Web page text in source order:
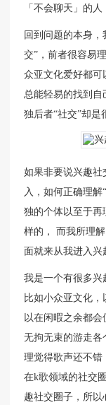
「不会聊天」的人
回到问题的本身
交”，前者很容易
众亚文化爱好都可
总能轻易的找到自
独后者“社交”却是
如果非要说兴趣社
入，如何正确理
独的个体以至于再
样的， 而我所理
面就来从我进入兴
我是一个有很多
比如小众亚文化
以在闲暇之余都
无拘无束的游走各
理觉得歌声还不错
在k歌领域的社交
趣社交圈子，所以